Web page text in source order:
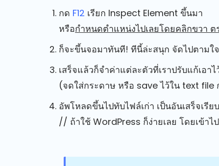
กด F12 เรียก Inspect Element ขึ้นมา
หรือกำหนดตำแหน่งไปเลยโดยคลิกขวา ต
ก็จะขึ้นจอมาทันที! ทีนี้ล่ะสนุก จัดไปตามใ
เสร็จแล้วก็จำค่าแต่ละตัวที่เราปรับแก้เอาไ
(จดใส่กระดาษ หรือ save ไว้ใน text
อัพโหลดขึ้นไปทับไฟล์เก่า เป็นอันเสร็จเรีย
// ถ้าใช้ WordPress ก็ง่ายเลย โดยเข้า